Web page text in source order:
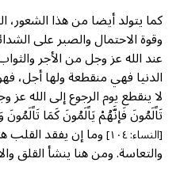
كما يتولد أيضا من هذا الشعور،
وقوة الاحتمال والصبر على
عند الله عز وجل من الأجر
الدنيا فهي منقطعة ولها أجل،
لا ينقطع يوم الرجوع إلى الله عز
تَاًلَمُونَ فَإنَّهُمْ يَاًلَمُونَ كَمَا
[النساء: ١٠٤] وما إن يفقد القلب
والتعاسة. ومن هنا ينشأ القلق